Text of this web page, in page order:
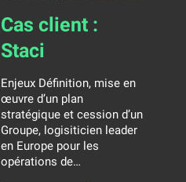
Cas client :
Staci
Enjeux Définition, mise en
œuvre d’un plan
stratégique et cession d’un
Groupe, logisiticien leader
en Europe pour les
opérations de…